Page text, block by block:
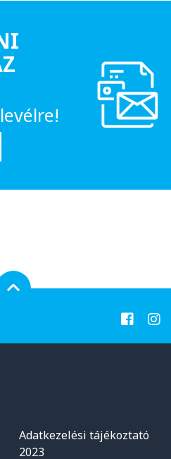
Adatkezelési tájékoztató
2023